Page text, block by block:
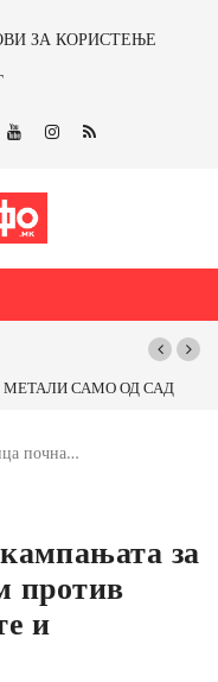
ЗА КОРИСТЕЊЕ
Ноември“ во Струмица
почна…
за
против
и